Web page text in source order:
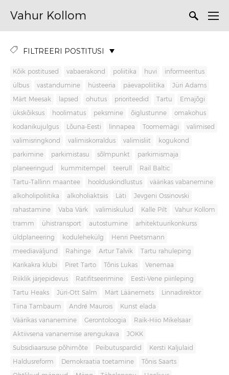
Vahur Kollom
FILTREERI POSTITUSI
Kõik postitused vabaerakond poliitika huvi informeeritus
ülbus vastandumine hüsteeria päevapoliitika Jüri Adams
Märt Meesak lapsed ohutus prioriteedid Tartu Emajõgi
ükskõiksus hoolimatus peksmine õiglustunne omakohus
kodanikujulgus Lõuna-Eesti linnapea Toomemägi valimised
valimisringkond valimiskorraldus valimisliit kogukond
parkimine parkimistasu sõlmpunkt parkimismaja
planeeringud kummitempel teerull Rail Baltic
Tartu-Tallinn maantee hoolduskindlustus väärikas vabanemine
alkoholipoliitika alkoholiaktsiis Läti Jevgeni Ossinovski
rahastamine Vaba Värk valimiskulud Kalle Pilt Vahur Kollom
tramm ühistransport autostumine arhitektuurikonkurss
üldplaneering kodulehekülg Henri Peetsmann
meediaväljund Rahinge Artur Talvik Tartu rahuleping
Karikakra klubi Piret Tarto Tõnis Lukas Venemaa
Riiklik järjepidevus Ratifitseerimine Eesti-Vene piirileping
Tartu Heaks Jüri-Ott Salm Märt Läänemets Linnadirektor
Tiina Tambaum André Maurois Kunst elada
Väärikas vananemine Gerontoloogia Raik-Hiio Mikelsaar
Aktiivsena vananemise arengukava JOKK
Subsidiaarsuse põhimõte Peibutuspardid Kersti Kaljulaid
Haldusreform Demokraatia toetamine Tõnis Saarts